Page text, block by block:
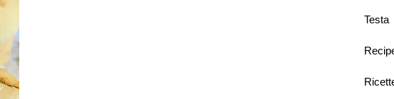
Testa